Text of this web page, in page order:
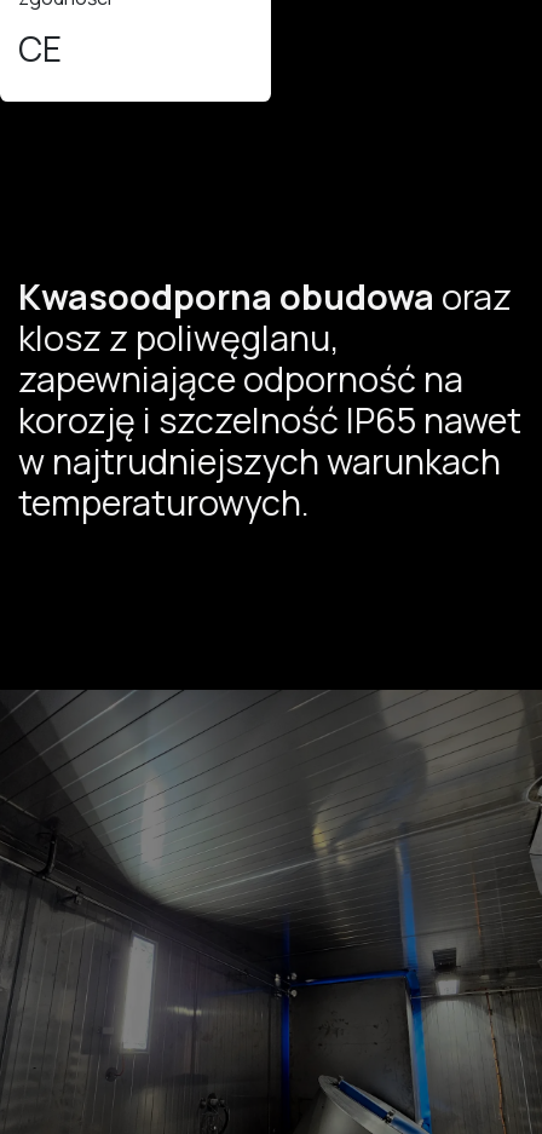
CE
Kwasoodporna obudowa oraz
klosz z poliwęglanu,
zapewniające odporność na
korozję i szczelność IP65 nawet
w najtrudniejszych warunkach
temperaturowych.